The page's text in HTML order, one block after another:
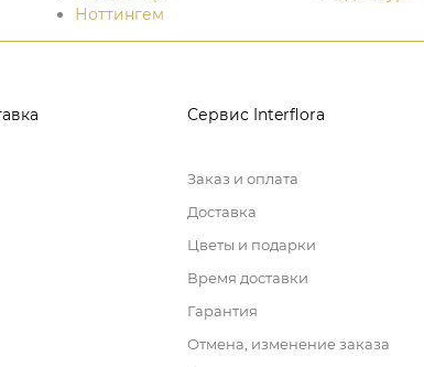
Ноттингем
Сервис Interflora
Заказ и оплата
Доставка
Цветы и подарки
Время доставки
Гарантия
Отмена, изменение заказа